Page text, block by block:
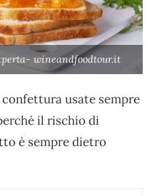
wineandfoodtour.it
usate sempre
il rischio di
è sempre dietro